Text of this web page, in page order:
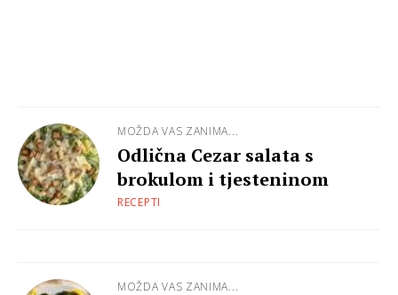
MOŽDA VAS ZANIMA...
Odlična Cezar salata s
brokulom i tjesteninom
RECEPTI
MOŽDA VAS ZANIMA...